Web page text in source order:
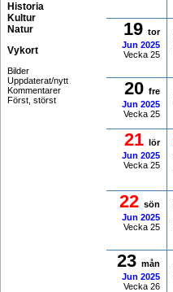
Historia
Kultur
Natur
Vykort
Bilder
Uppdaterat/nytt
Kommentarer
Först, störst
19 tor
Jun 2025
Vecka 25
20 fre
Jun 2025
Vecka 25
21 lör
Jun 2025
Vecka 25
22 sön
Jun 2025
Vecka 25
23 mån
Jun 2025
Vecka 26